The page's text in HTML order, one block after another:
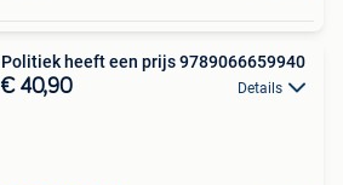
Politiek heeft een prijs 9789066659940
€ 40,90 Details